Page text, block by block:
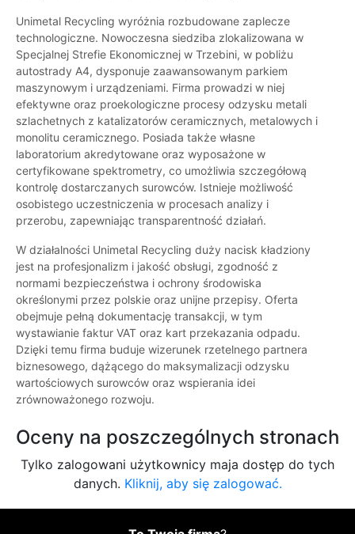
Unimetal Recycling wyróżnia rozbudowane zaplecze
technologiczne. Nowoczesna siedziba zlokalizowana w
Specjalnej Strefie Ekonomicznej w Trzebini, w pobliżu
autostrady A4, dysponuje zaawansowanym parkiem
maszynowym i urządzeniami. Firma prowadzi w niej
efektywne oraz proekologiczne procesy odzysku metali
szlachetnych z katalizatorów ceramicznych, metalowych i
monolitu ceramicznego. Posiada także własne
laboratorium akredytowane oraz wyposażone w
certyfikowane spektrometry, co umożliwia szczegółową
kontrolę dostarczanych surowców. Istnieje możliwość
osobistego uczestniczenia w procesach analizy i
przerobu, zapewniając transparentność działań.
W działalności Unimetal Recycling duży nacisk kładziony
jest na profesjonalizm i jakość obsługi, zgodność z
normami bezpieczeństwa i ochrony środowiska
określonymi przez polskie oraz unijne przepisy. Oferta
obejmuje pełną dokumentację transakcji, w tym
wystawianie faktur VAT oraz kart przekazania odpadu.
Dzięki temu firma buduje wizerunek rzetelnego partnera
biznesowego, dążącego do maksymalizacji odzysku
wartościowych surowców oraz wspierania idei
zrównoważonego rozwoju.
Oceny na poszczególnych stronach
Tylko zalogowani użytkownicy maja dostęp do tych
danych. Kliknij, aby się zalogować.